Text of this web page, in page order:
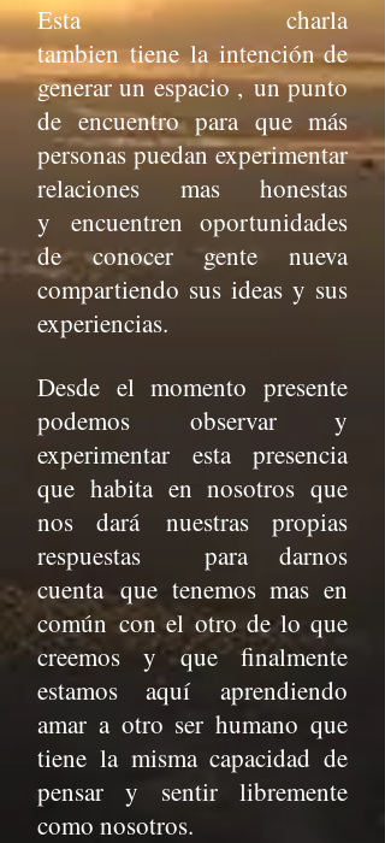
Esta charla
tambien tiene la intención de
generar un espacio , un punto
de encuentro para que más
personas puedan experimentar
relaciones mas honestas
y encuentren oportunidades
de conocer gente nueva
compartiendo sus ideas y sus
experiencias.
Desde el momento presente
podemos observar y
experimentar esta presencia
que habita en nosotros que
nos dará nuestras propias
respuestas para darnos
cuenta que tenemos mas en
común con el otro de lo que
creemos y que finalmente
estamos aquí aprendiendo
amar a otro ser humano que
tiene la misma capacidad de
pensar y sentir libremente
como nosotros.